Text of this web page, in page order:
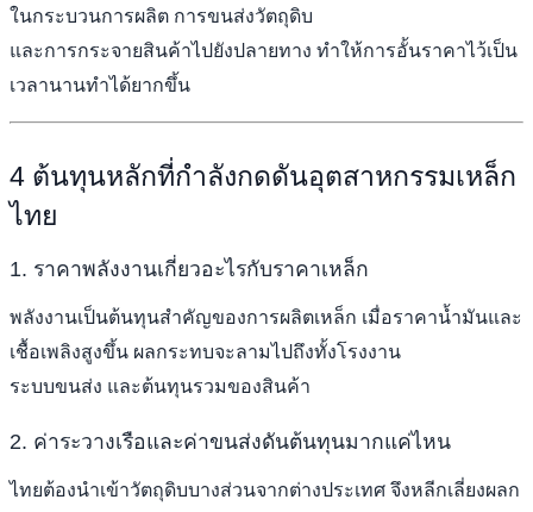
ในกระบวนการผลิต การขนส่งวัตถุดิบ
และการกระจายสินค้าไปยังปลายทาง ทำให้การอั้นราคาไว้เป็น
เวลานานทำได้ยากขึ้น
4 ต้นทุนหลักที่กำลังกดดันอุตสาหกรรมเหล็ก
ไทย
1. ราคาพลังงานเกี่ยวอะไรกับราคาเหล็ก
พลังงานเป็นต้นทุนสำคัญของการผลิตเหล็ก เมื่อราคาน้ำมันและ
เชื้อเพลิงสูงขึ้น ผลกระทบจะลามไปถึงทั้งโรงงาน
ระบบขนส่ง และต้นทุนรวมของสินค้า
2. ค่าระวางเรือและค่าขนส่งดันต้นทุนมากแค่ไหน
ไทยต้องนำเข้าวัตถุดิบบางส่วนจากต่างประเทศ จึงหลีกเลี่ยงผลก